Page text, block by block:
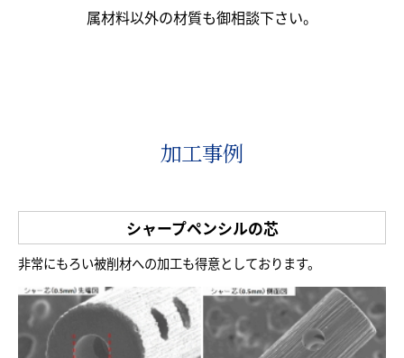
属材料以外の材質も御相談下さい。
加工事例
シャープペンシルの芯
非常にもろい被削材への加工も得意としております。